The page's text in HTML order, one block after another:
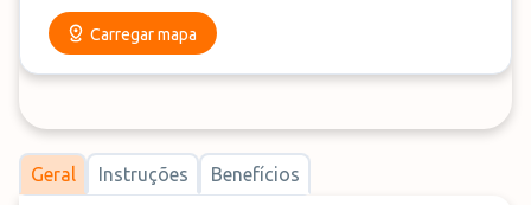
Carregar mapa
Geral Instruções Benefícios